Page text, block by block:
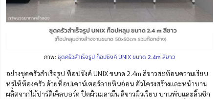
ภาพ:ชุดครัวสำเร็จรูป ท็อปซิงค์ UNIX ขนาด 2.4m สีขาว
อย่างชุดครัวสำเร็จรูป ท็อปซิงค์ UNIX ขนาด 2.4m สีขาวสะท้อนความเรียบ
หรูให้ห้องครัว ด้วยท็อปเคาน์เตอร์ลายหินอ่อน ตัวโครงสร้างและหน้าบาน
ผลิตจากไม้ปาร์ติเคิลบอร์ด ปิดผิวเมลามีน สีขาวผิวเรียบ บานพับและลิ้นชัก